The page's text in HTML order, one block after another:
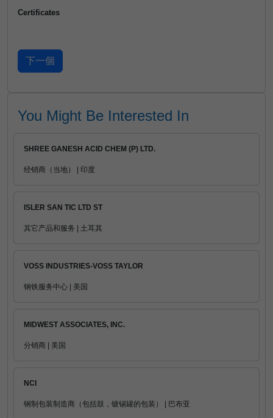
Certificates
You Might Be Interested In
SHREE GANESH ACID CHEM (P) LTD.
经销商（当地） | 印度
ISLER SAN TIC LTD ST
其它产品和服务 | 土耳其
VOSS INDUSTRIES-VOSS TAYLOR
钢铁服务中心 | 美国
MIDWEST ASSOCIATES, INC.
分销商 | 美国
NCI
钢制包装制造商（包括鼓，镀锡罐的包装） | 巴布亚